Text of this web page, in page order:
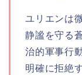
ユリエンは
静謐を守る
治的軍事行
明確に拒絶